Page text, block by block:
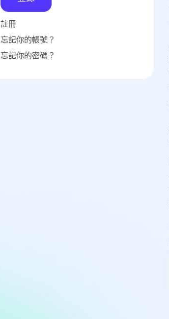
註冊
忘記你的帳號？
忘記你的密碼？